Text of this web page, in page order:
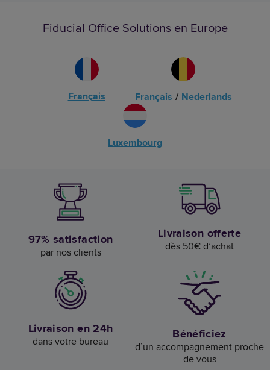
Fiducial Office Solutions en Europe
Français Français / Nederlands
Luxembourg
97% satisfaction
par nos clients
Livraison offerte
dès 50€ d’achat
Livraison en 24h
dans votre bureau Bénéficiez
d’un accompagnement proche
de vous